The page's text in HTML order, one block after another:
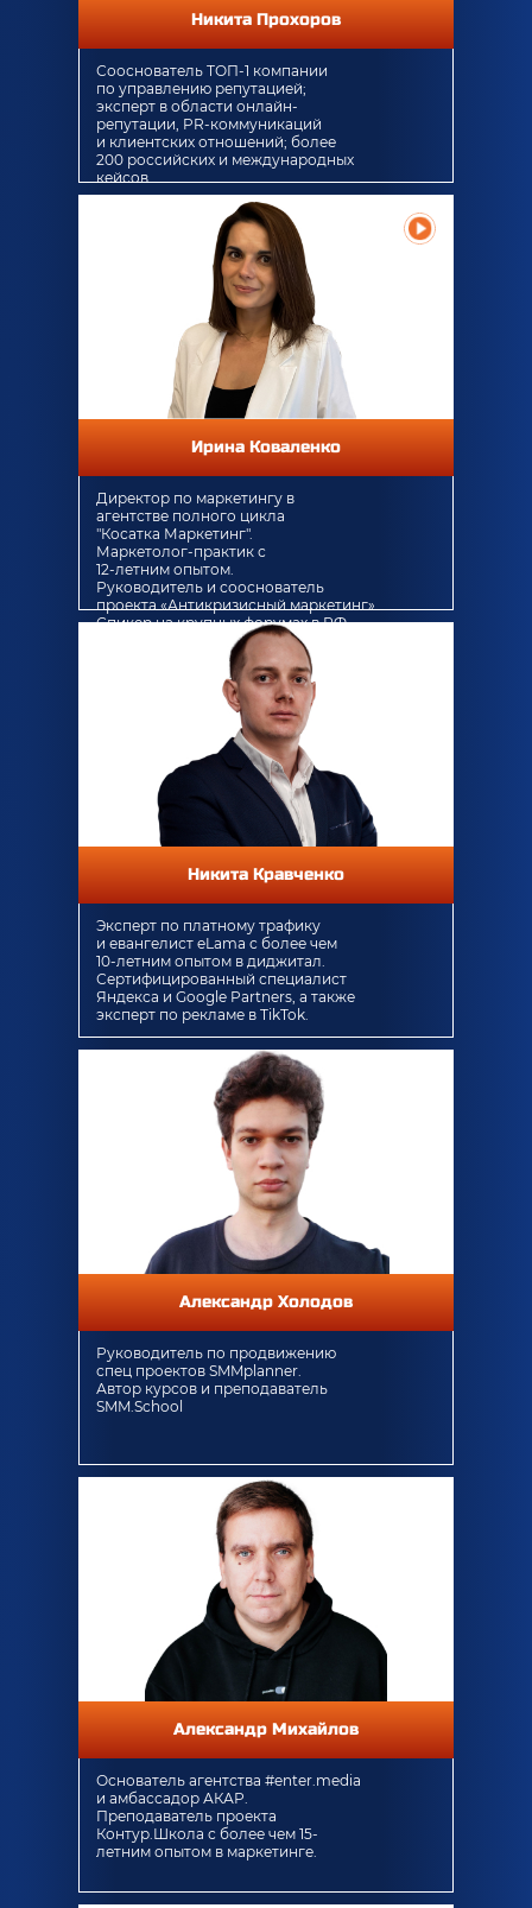
Никита Прохоров
Сооснователь ТОП-1 компании
по управлению репутацией;
эксперт в области онлайн-
репутации, PR-коммуникаций
и клиентских отношений; более
200 российских и международных
кейсов
Ирина Коваленко
Директор по маркетингу в
агентстве полного цикла
"Косатка Маркетинг".
Маркетолог-практик с
12-летним опытом.
Руководитель и сооснователь
проекта «Антикризисный маркетинг».
Спикер на крупных форумах в РФ.
Никита Кравченко
Эксперт по платному трафику
и евангелист eLama с более чем
10-летним опытом в диджитал.
Сертифицированный специалист
Яндекса и Google Partners, а также
эксперт по рекламе в TikTok.
Александр Холодов
Руководитель по продвижению
спец проектов SMMplanner.
Автор курсов и преподаватель
SMM.School
Александр Михайлов
Основатель агентства #enter.media
и амбассадор АКАР.
Преподаватель проекта
Контур.Школа с более чем 15-
летним опытом в маркетинге.